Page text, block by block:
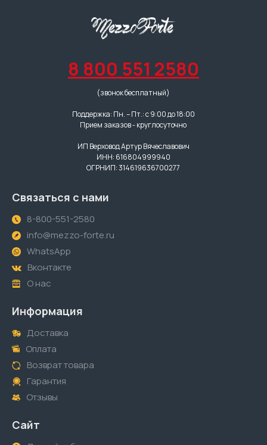
8 800 551 2580
(звонок бесплатный)
Поддержка: Пн. – Пт.: с 9:00 до 18:00
Прием заказов - круглосуточно
ИП Верховод Артур Вячеславович
ИНН: 616804999940
ОГРНИП: 314619636700277
Связаться с нами
8-800-551-2580
info@mezzo-forte.ru
WhatsApp
Вконтакте
О нас
Информация
Доставка
Оплата
Возврат товара
Гарантия
Отзывы
Сайт